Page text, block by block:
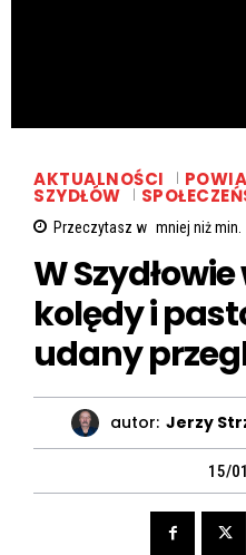
AKTUALNOŚCI
SZYDŁÓW
Przeczytasz w mniej niżmin.
W
kolędy i
udany
autor: Jerzy
15/